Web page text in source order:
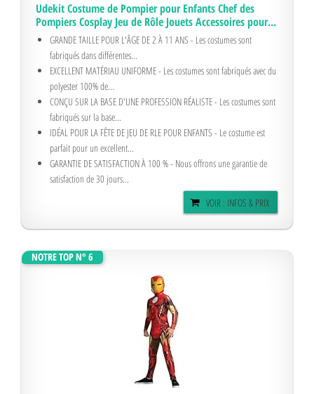
Udekit Costume de Pompier pour Enfants Chef des
Pompiers Cosplay Jeu de Rôle Jouets Accessoires pour...
GRANDE TAILLE POUR L'ÂGE DE 2 À 11 ANS - Les costumes sont
fabriqués dans différentes...
EXCELLENT MATÉRIAU UNIFORME - Les costumes sont fabriqués avec du
polyester 100% de...
CONÇU SUR LA BASE D'UNE PROFESSION RÉALISTE - Les costumes sont
fabriqués sur la base...
IDÉAL POUR LA FÊTE DE JEU DE RLE POUR ENFANTS - Le costume est
parfait pour un excellent...
GARANTIE DE SATISFACTION À 100 % - Nous offrons une garantie de
satisfaction de 30 jours...
VOIR : INFOS & PRIX
NOTRE TOP N° 6